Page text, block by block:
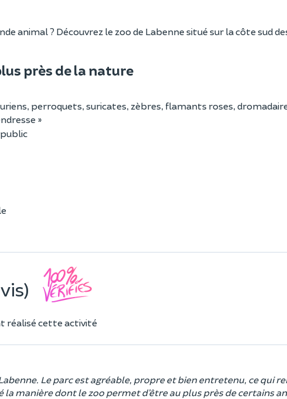
animal ? Découvrez le zoo de Labenne situé sur la côte sud
près de la nature
perroquets, suricates, zèbres, flamants roses,
»
réalisé cette activité
Le parc est agréable, propre et bien entretenu, ce qui
manière dont le zoo permet d’être au plus près de certains